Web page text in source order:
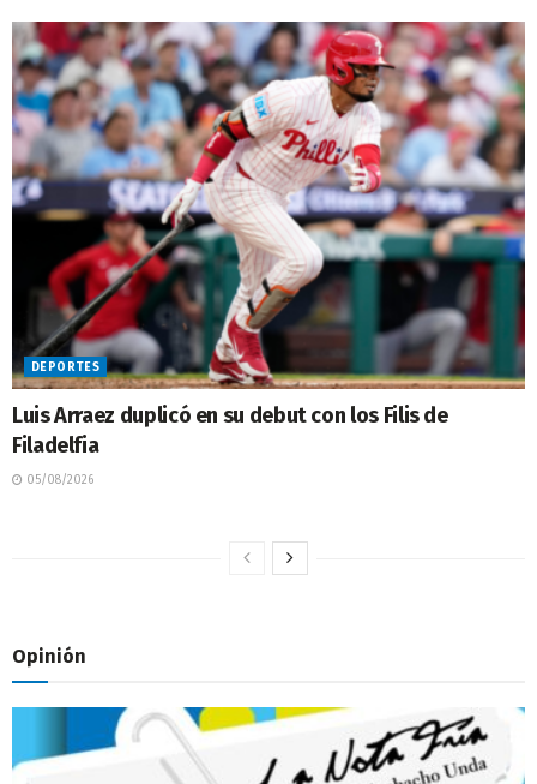
DEPORTES
Luis Arraez duplicó en su debut con los Filis de
Filadelfia
05/08/2026
Opinión